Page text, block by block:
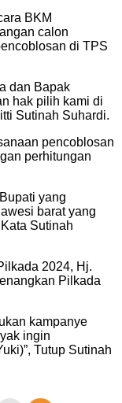
BKM
calon
di TPS
dan Bapak
hak pilih kami di
Sutinah Suhardi.
pencoblosan
perhitungan
yang
barat yang
Sutinah
2024, Hj.
Pilkada
kampanye
ingin
Tutup Sutinah